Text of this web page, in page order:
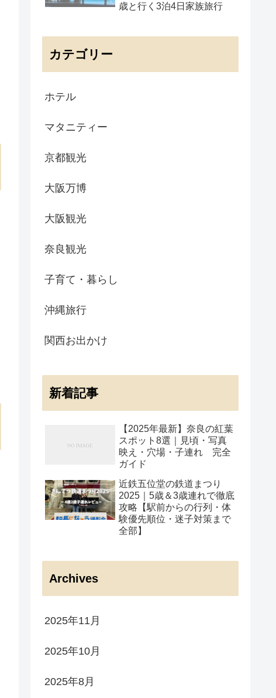
歳と行く3泊4日家族旅行
カテゴリー
ホテル
マタニティー
京都観光
大阪万博
大阪観光
奈良観光
子育て・暮らし
沖縄旅行
関西お出かけ
新着記事
【2025年最新】奈良の紅葉
スポット8選｜見頃・写真
映え・穴場・子連れ 完全
ガイド
近鉄五位堂の鉄道まつり
2025｜5歳＆3歳連れで徹底
攻略【駅前からの行列・体
験優先順位・迷子対策まで
全部】
Archives
2025年11月
2025年10月
2025年8月